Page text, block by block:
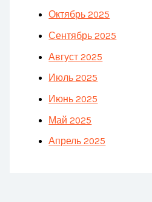
Октябрь 2025
Сентябрь 2025
Август 2025
Июль 2025
Июнь 2025
Май 2025
Апрель 2025